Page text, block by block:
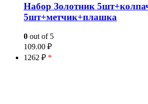
Набор Золотник
5шт+метчик+плашка
0 out of 5
109.00 ₽
1262 ₽ *